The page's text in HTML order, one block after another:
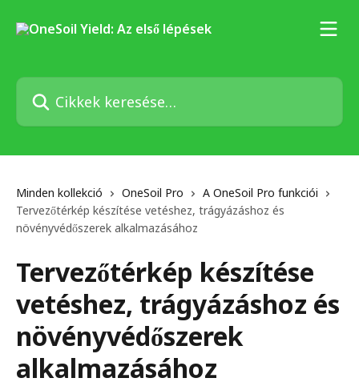
Cikkek keresése…
Minden kollekció OneSoil Pro
A OneSoil Pro funkciói
Tervezőtérkép készítése vetéshez, trágyázáshoz és
növényvédőszerek alkalmazásához
Tervezőtérkép készítése
vetéshez, trágyázáshoz és
növényvédőszerek
alkalmazásához